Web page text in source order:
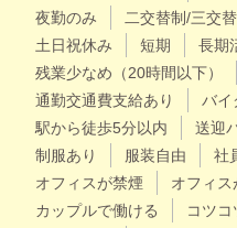
夜勤のみ
二交替制/三交
土日祝休み
短期 長期
残業少なめ（20時間以下）
通勤交通費支給あり
バイ
駅から徒歩5分以内
送迎
制服あり
服装自由
社
オフィスが禁煙
オフィス
カップルで働ける
コツ